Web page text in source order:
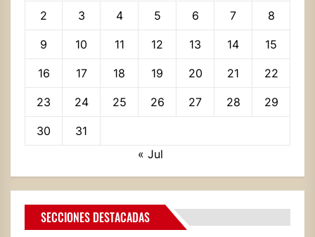
2 3 4 5 6 7 8
9 10 11 12 13 14 15
16 17 18 19 20 21 22
23 24 25 26 27 28 29
30
31
« Jul
SECCIONES DESTACADAS